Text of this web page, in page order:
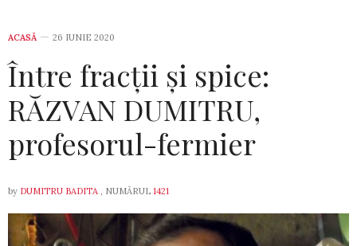
ACASĂ 26 IUNIE 2020
Între fracții și spice:
RĂZVAN DUMITRU,
profesorul-fermier
by DUMITRU BADITA , NUMĂRUL 1421